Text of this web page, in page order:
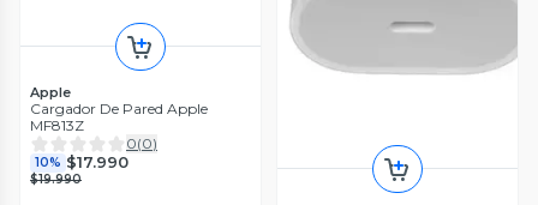
Apple
Cargador De Pared Apple
MF813Z
0(0)
10% $17.990
$19.990